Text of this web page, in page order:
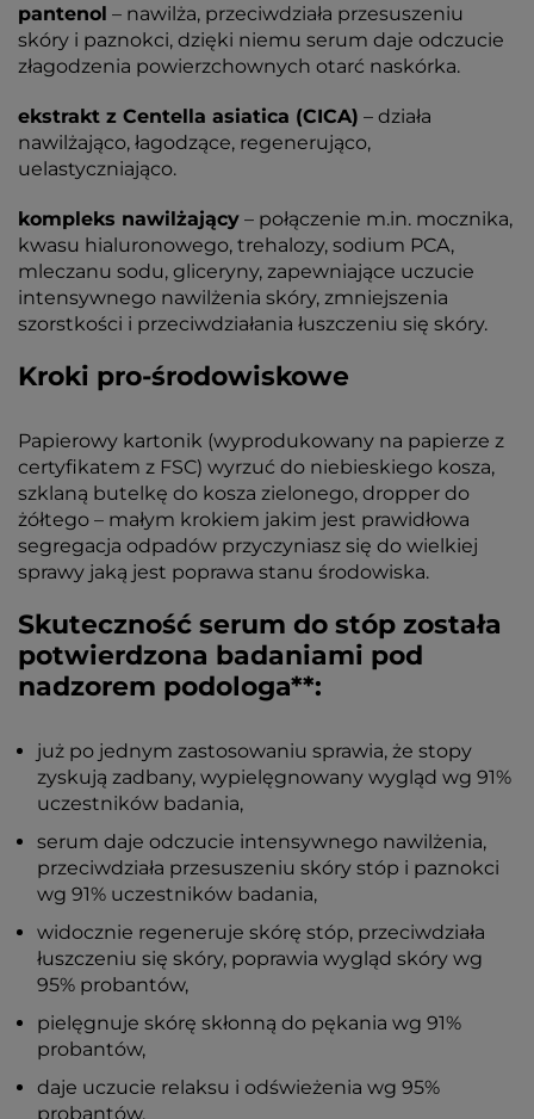
pantenol – nawilża, przeciwdziała przesuszeniu
skóry i paznokci, dzięki niemu serum daje odczucie
złagodzenia powierzchownych otarć naskórka.
ekstrakt z Centella asiatica (CICA) – działa
nawilżająco, łagodzące, regenerująco,
uelastyczniająco.
kompleks nawilżający – połączenie m.in. mocznika,
kwasu hialuronowego, trehalozy, sodium PCA,
mleczanu sodu, gliceryny, zapewniające uczucie
intensywnego nawilżenia skóry, zmniejszenia
szorstkości i przeciwdziałania łuszczeniu się skóry.
Kroki pro-środowiskowe
Papierowy kartonik (wyprodukowany na papierze z
certyfikatem z FSC) wyrzuć do niebieskiego kosza,
szklaną butelkę do kosza zielonego, dropper do
żółtego – małym krokiem jakim jest prawidłowa
segregacja odpadów przyczyniasz się do wielkiej
sprawy jaką jest poprawa stanu środowiska.
Skuteczność serum do stóp została
potwierdzona badaniami pod
nadzorem podologa**:
już po jednym zastosowaniu sprawia, że stopy
zyskują zadbany, wypielęgnowany wygląd wg 91%
uczestników badania,
serum daje odczucie intensywnego nawilżenia,
przeciwdziała przesuszeniu skóry stóp i paznokci
wg 91% uczestników badania,
widocznie regeneruje skórę stóp, przeciwdziała
łuszczeniu się skóry, poprawia wygląd skóry wg
95% probantów,
pielęgnuje skórę skłonną do pękania wg 91%
probantów,
daje uczucie relaksu i odświeżenia wg 95%
probantów,